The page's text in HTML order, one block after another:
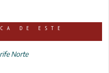
DE ESTE
Norte